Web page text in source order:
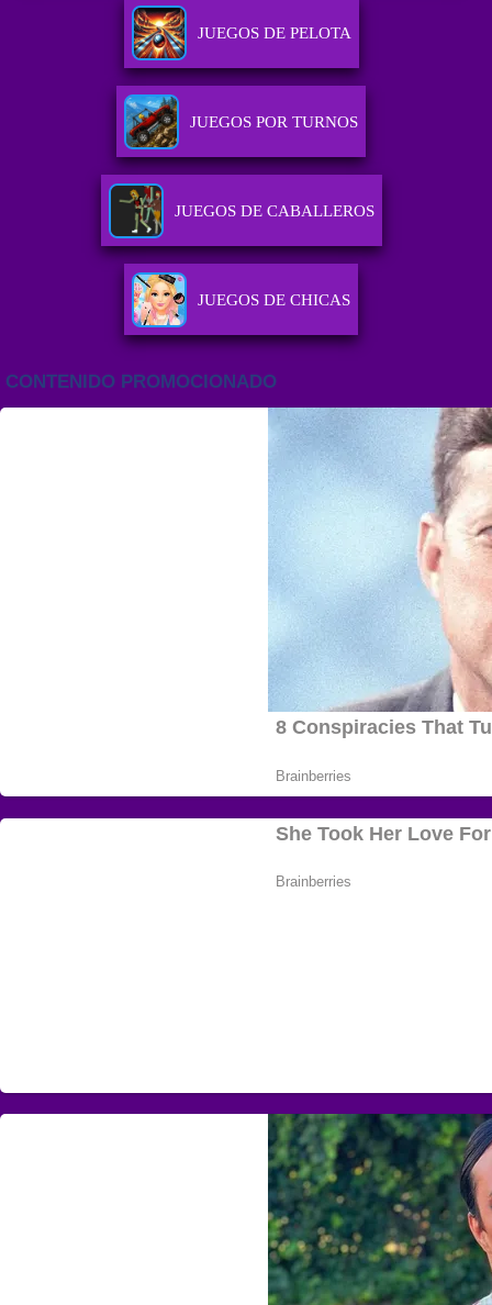
JUEGOS DE PELOTA
JUEGOS POR TURNOS
JUEGOS DE CABALLEROS
JUEGOS DE CHICAS